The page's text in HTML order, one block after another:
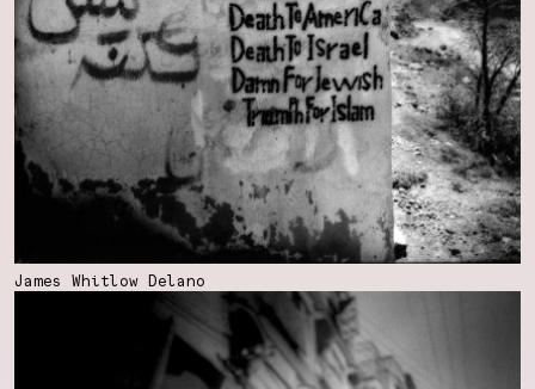
James Whitlow Delano